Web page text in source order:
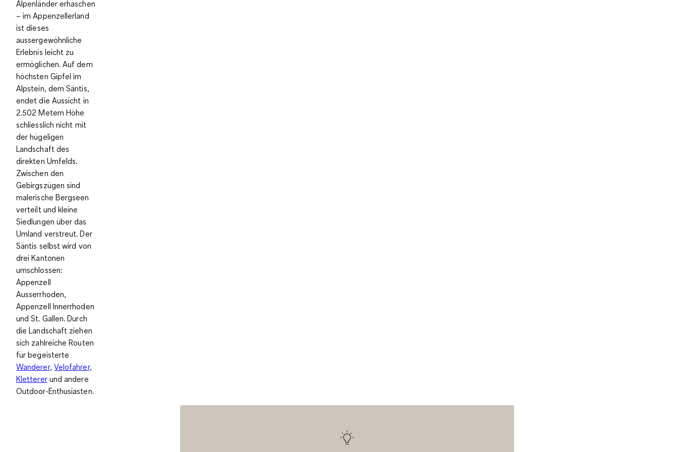
Alpenländererhaschen
– im Appenzellerland
ist dieses
aussergewöhnliche
Erlebnis leicht zu
ermöglichen. Auf dem
höchsten Gipfel im
Alpstein, demSäntis,
endet die Aussicht in
2.502 Metern Höhe
schliesslich nicht mit
der hügeligen
Landschaft des
direkten Umfelds.
Zwischen den
Gebirgszügen sind
malerische Bergseen
verteilt und kleine
Siedlungen über das
Umland verstreut. Der
Säntis selbst wird von
drei Kantonen
umschlossen:
Appenzell
Ausserrhoden,
Appenzell Innerrhoden
und St. Gallen. Durch
die Landschaft ziehen
sich zahlreiche Routen
für begeisterte
Wanderer, Velofahrer,
Klettererund andere
Outdoor-Enthusiasten.